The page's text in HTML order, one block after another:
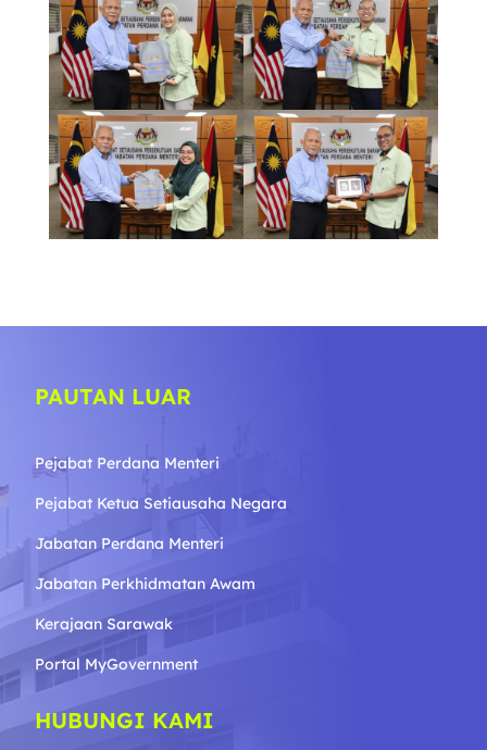
PAUTAN LUAR
Pejabat Perdana Menteri
Pejabat Ketua Setiausaha Negara
Jabatan Perdana Menteri
Jabatan Perkhidmatan Awam
Kerajaan Sarawak
Portal MyGovernment
HUBUNGI KAMI